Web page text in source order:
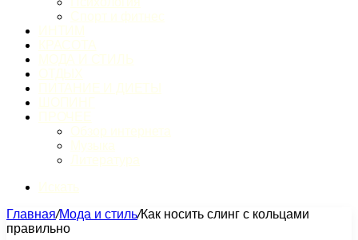
Главная/Мода и стиль/Как носить слинг с кольцами
правильно